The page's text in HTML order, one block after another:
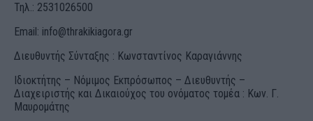
Τηλ.: 2531026500
Email: info@thrakikiagora.gr
Διευθυντής Σύνταξης : Κωνσταντίνος Καραγιάννης
Ιδιοκτήτης – Νόμιμος Εκπρόσωπος – Διευθυντής –
Διαχειριστής και Δικαιούχος του ονόματος τομέα : Κων. Γ.
Μαυρομάτης